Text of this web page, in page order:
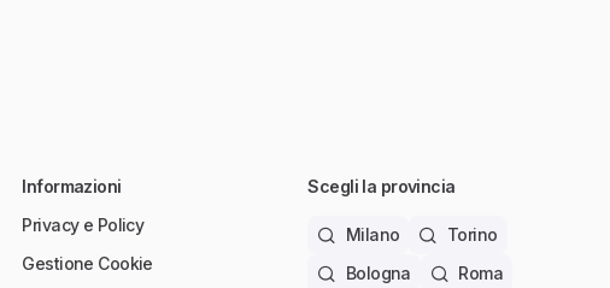
Informazioni
Privacy e Policy
Gestione Cookie
Scegli la provincia
Milano
Torino
Bologna
Roma